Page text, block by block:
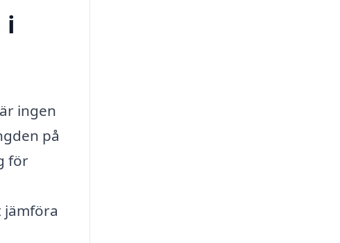
i
ingen
på
för
jämföra